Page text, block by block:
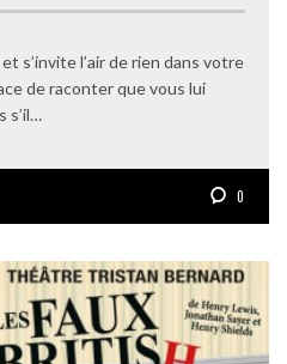
s’invite l’air de rien dans votre
de raconter que vous lui
s’il…
0